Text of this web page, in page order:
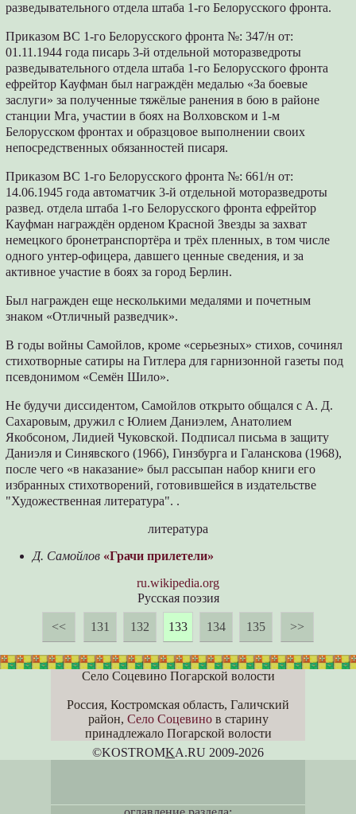
разведывательного отдела штаба 1-го Белорусского фронта.
Приказом ВС 1-го Белорусского фронта №: 347/н от:
01.11.1944 года писарь 3-й отдельной моторазведроты
разведывательного отдела штаба 1-го Белорусского фронта
ефрейтор Кауфман был награждён медалью «За боевые
заслуги» за полученные тяжёлые ранения в бою в районе
станции Мга, участии в боях на Волховском и 1-м
Белорусском фронтах и образцовое выполнении своих
непосредственных обязанностей писаря.
Приказом ВС 1-го Белорусского фронта №: 661/н от:
14.06.1945 года автоматчик 3-й отдельной моторазведроты
развед. отдела штаба 1-го Белорусского фронта ефрейтор
Кауфман награждён орденом Красной Звезды за захват
немецкого бронетранспортёра и трёх пленных, в том числе
одного унтер-офицера, давшего ценные сведения, и за
активное участие в боях за город Берлин.
Был награжден еще несколькими медалями и почетным
знаком «Отличный разведчик».
В годы войны Самойлов, кроме «серьезных» стихов, сочинял
стихотворные сатиры на Гитлера для гарнизонной газеты под
псевдонимом «Семён Шило».
Не будучи диссидентом, Самойлов открыто общался с А. Д.
Сахаровым, дружил с Юлием Даниэлем, Анатолием
Якобсоном, Лидией Чуковской. Подписал письма в защиту
Даниэля и Синявского (1966), Гинзбурга и Галанскова (1968),
после чего «в наказание» был рассыпан набор книги его
избранных стихотворений, готовившейся в издательстве
"Художественная литература". .
литература
Д. Самойлов «Грачи прилетели»
ru.wikipedia.org
Русская поэзия
<< 131 132 133 134 135 >>
Село Соцевино Погарской волости
Россия, Костромская область, Галичский
район, Село Соцевинов старину
принадлежало Погарской волости
©KOSTROMKA.RU 2009-2026